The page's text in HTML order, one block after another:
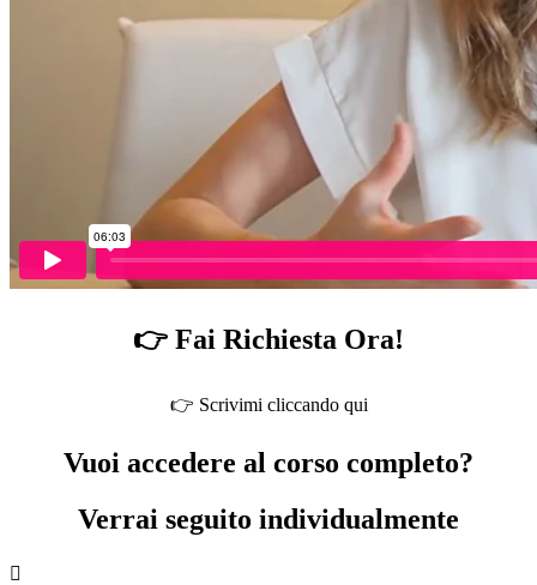
👉 Fai Richiesta Ora!
👉 Scrivimi cliccando qui
Vuoi accedere al corso completo?
Verrai seguito individualmente
